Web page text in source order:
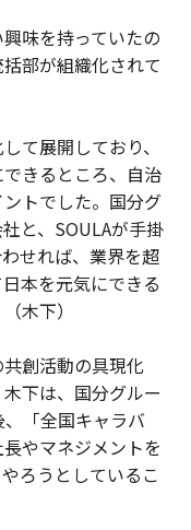
味を持っていたの
部が組織化されて
て展開しており、
きるところ、自治
トでした。国分グ
と、SOULAが手掛
せれば、業界を超
本を元気にできる
木下）
創活動の具現化
下は、国分グルー
「全国キャラバ
やマネジメントを
ろうとしているこ